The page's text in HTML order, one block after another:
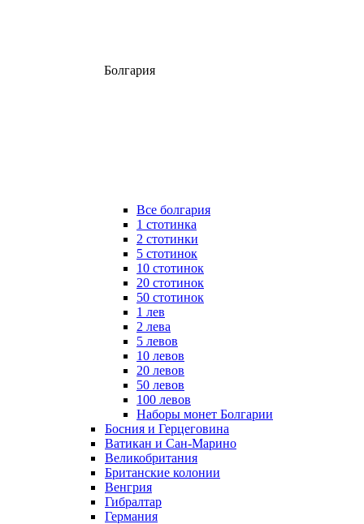
Болгария
Все болгария
1 стотинка
2 стотинки
5 стотинок
10 стотинок
20 стотинок
50 стотинок
1 лев
2 лева
5 левов
10 левов
20 левов
50 левов
100 левов
Наборы монет Болгарии
Босния и Герцеговина
Ватикан и Сан-Марино
Великобритания
Британские колонии
Венгрия
Гибралтар
Германия